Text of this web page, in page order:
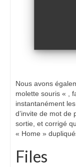
Nous avons
molette souris « ,
instantanément
d’invite de mot de
sortie, et corrigé
« Home »
Files